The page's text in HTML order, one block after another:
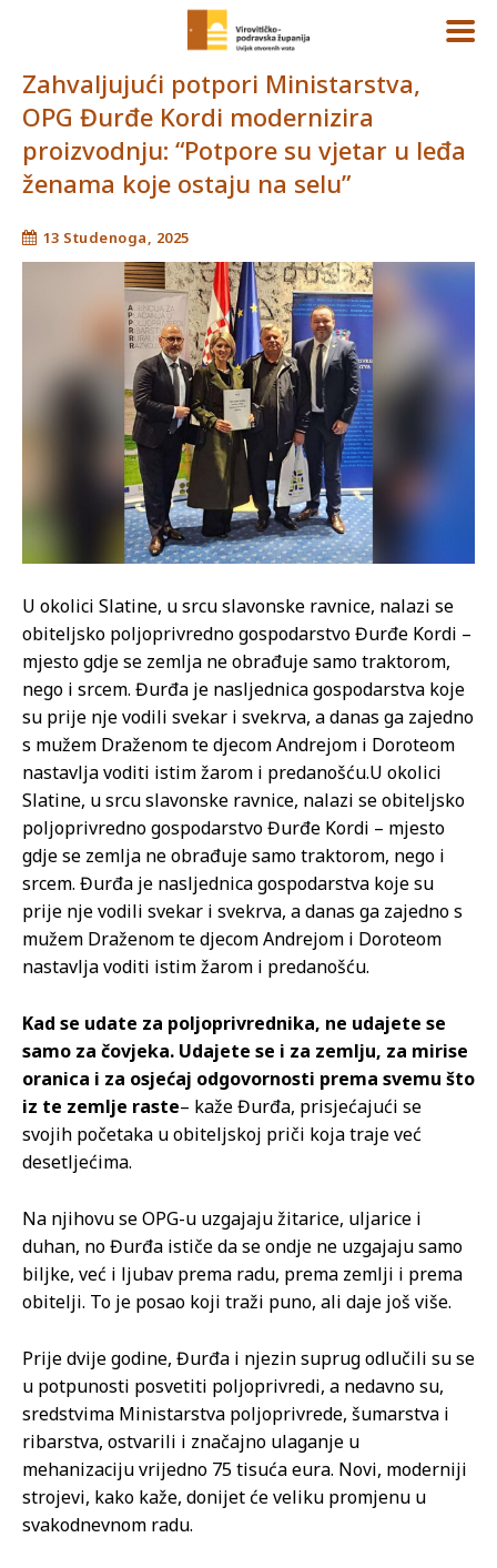
Zahvaljujući potpori Ministarstva,
OPG Đurđe Kordi modernizira
proizvodnju: “Potpore su vjetar u leđa
ženama koje ostaju na selu”
13 Studenoga, 2025
U okolici Slatine, u srcu slavonske ravnice, nalazi se
obiteljsko poljoprivredno gospodarstvo Đurđe Kordi –
mjesto gdje se zemlja ne obrađuje samo traktorom,
nego i srcem. Đurđa je nasljednica gospodarstva koje
su prije nje vodili svekar i svekrva, a danas ga zajedno
s mužem Draženom te djecom Andrejom i Doroteom
nastavlja voditi istim žarom i predanošću.U okolici
Slatine, u srcu slavonske ravnice, nalazi se obiteljsko
poljoprivredno gospodarstvo Đurđe Kordi – mjesto
gdje se zemlja ne obrađuje samo traktorom, nego i
srcem. Đurđa je nasljednica gospodarstva koje su
prije nje vodili svekar i svekrva, a danas ga zajedno s
mužem Draženom te djecom Andrejom i Doroteom
nastavlja voditi istim žarom i predanošću.
Kad se udate za poljoprivrednika, ne udajete se
samo za čovjeka. Udajete se i za zemlju, za mirise
oranica i za osjećaj odgovornosti prema svemu što
iz te zemlje raste– kaže Đurđa, prisjećajući se
svojih početaka u obiteljskoj priči koja traje već
desetljećima.
Na njihovu se OPG-u uzgajaju žitarice, uljarice i
duhan, no Đurđa ističe da se ondje ne uzgajaju samo
biljke, već i ljubav prema radu, prema zemlji i prema
obitelji. To je posao koji traži puno, ali daje još više.
Prije dvije godine, Đurđa i njezin suprug odlučili su se
u potpunosti posvetiti poljoprivredi, a nedavno su,
sredstvima Ministarstva poljoprivrede, šumarstva i
ribarstva, ostvarili i značajno ulaganje u
mehanizaciju vrijedno 75 tisuća eura. Novi, moderniji
strojevi, kako kaže, donijet će veliku promjenu u
svakodnevnom radu.